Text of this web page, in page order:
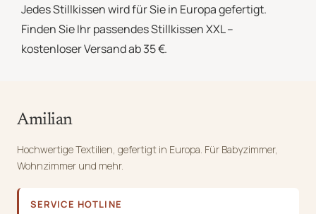
Jedes Stillkissen wird für Sie in Europa gefertigt.
Finden Sie Ihr passendes Stillkissen XXL –
kostenloser Versand ab 35 €.
Amilian
Hochwertige Textilien, gefertigt in Europa. Für Babyzimmer,
Wohnzimmer und mehr.
SERVICE HOTLINE